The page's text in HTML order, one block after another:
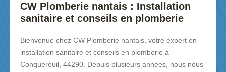
CW Plomberie nantais : Installation
sanitaire et conseils en plomberie
Bienvenue chez CW Plomberie nantais, votre expert en
installation sanitaire et conseils en plomberie à
Conquereuil, 44290. Depuis plusieurs années, nous nous